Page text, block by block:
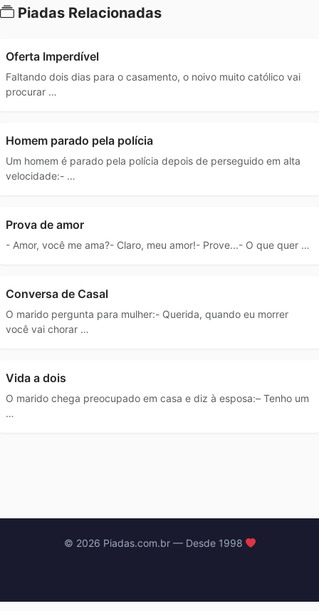
Piadas Relacionadas
Oferta Imperdível
Faltando dois dias para o casamento, o noivo muito católico vai
procurar …
Homem parado pela polícia
Um homem é parado pela polícia depois de perseguido em alta
velocidade:- …
Prova de amor
- Amor, você me ama?- Claro, meu amor!- Prove...- O que quer …
Conversa de Casal
O marido pergunta para mulher:- Querida, quando eu morrer
você vai chorar …
Vida a dois
O marido chega preocupado em casa e diz à esposa:– Tenho um
…
© 2026 Piadas.com.br — Desde 1998